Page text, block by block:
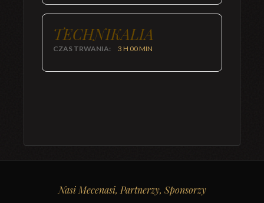
TECHNIKALIA
CZAS TRWANIA: 3 H 00 MIN
Nasi Mecenasi, Partnerzy, Sponsorzy